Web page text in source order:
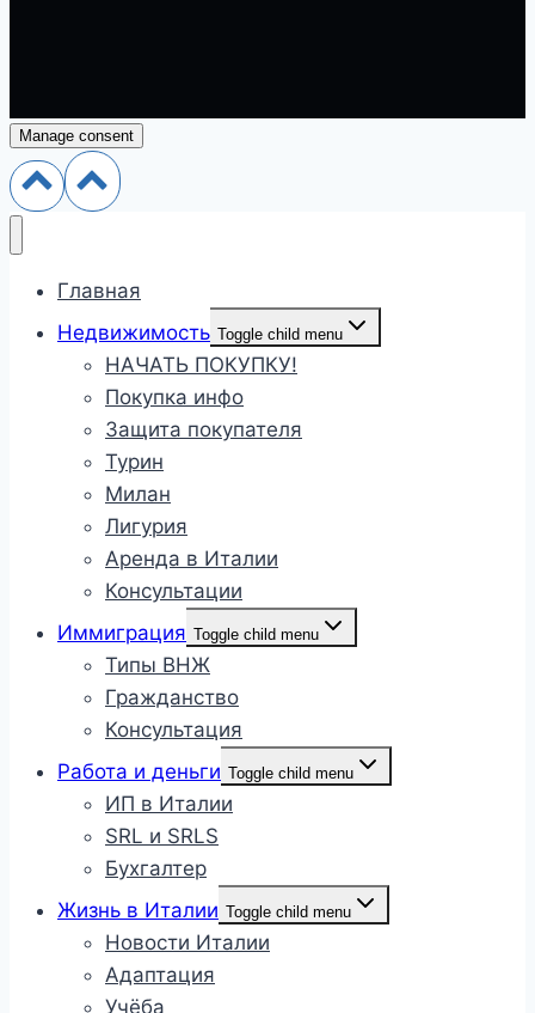
Manage consent
Главная
Недвижимость Toggle child menu
НАЧАТЬ ПОКУПКУ!
Покупка инфо
Защита покупателя
Турин
Милан
Лигурия
Аренда в Италии
Консультации
Иммиграция Toggle child menu
Типы ВНЖ
Гражданство
Консультация
Работа и деньги Toggle child menu
ИП в Италии
SRL и SRLS
Бухгалтер
Жизнь в Италии Toggle child menu
Новости Италии
Адаптация
Учёба